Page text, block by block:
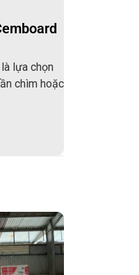
lựa chọn
chìm hoặc